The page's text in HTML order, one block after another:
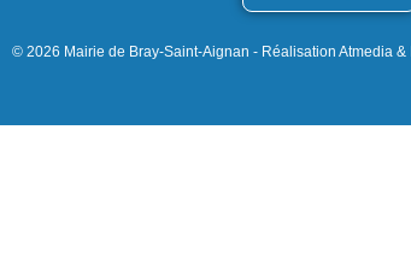
© 2026 Mairie de Bray-Saint-Aignan - Réalisation Atmedia &